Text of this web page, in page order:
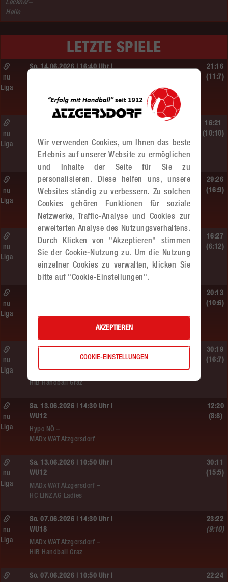
Lackner–
Halle
LETZTE SPIELE
So. 14.06.2026 | 16:40 Uhr |
MADx WAT Atzgersdorf
nu
Liga
21:16
(11:7)
SG HIT/UHC Absam –
MADx WAT Atzgersdorf
nu
Liga
16:21
(10:10)
So. 14.06.2026 | 13:20 Uhr |
MU13
Sportunion DIE FALKEN St. Pölten –
MADx WAT Atzgersdorf
nu
Liga
29:26
(16:9)
So. 14.06.2026 | 11:20 Uhr |
roomz JAGS Devils
nu
Liga
16:27
(6:12)
SC HIT/UHC Absam –
nu
Liga
20:13
(10:6)
Sa. 13.06.2026 | 19:05 Uhr |
HIB Handball Graz
nu
Liga
30:19
(16:7)
Sa. 13.06.2026 | 14:30 Uhr |
WU12
Hypo NÖ –
MADx WAT Atzgersdorf
nu
Liga
12:20
(8:8)
Sa. 13.06.2026 | 10:50 Uhr |
WU12
MADx WAT Atzgersdorf –
HC LINZ AG Ladies
nu
Liga
30:11
(15:5)
So. 07.06.2026 | 14:30 Uhr |
WU18
MADx WAT Atzgersdorf –
HIB Handball Graz
nu
Liga
23:22
(9:10)
So. 07.06.2026 | 10:50 Uhr |
22:24
Wir verwenden Cookies, um Ihnen das beste
Erlebnis auf unserer Website zu ermöglichen
und Inhalte der Seite für Sie zu
personalisieren. Diese helfen uns, unsere
Websites ständig zu verbessern. Zu solchen
Cookies gehören Funktionen für soziale
Netzwerke, Traffic-Analyse und Cookies zur
erweiterten Analyse des Nutzungsverhaltens.
Durch Klicken von "Akzeptieren" stimmen
Sie der Cookie-Nutzung zu. Um die Nutzung
einzelner Cookies zu verwalten, klicken Sie
bitte auf "Cookie-Einstellungen".
AKZEPTIEREN
COOKIE-EINSTELLUNGEN